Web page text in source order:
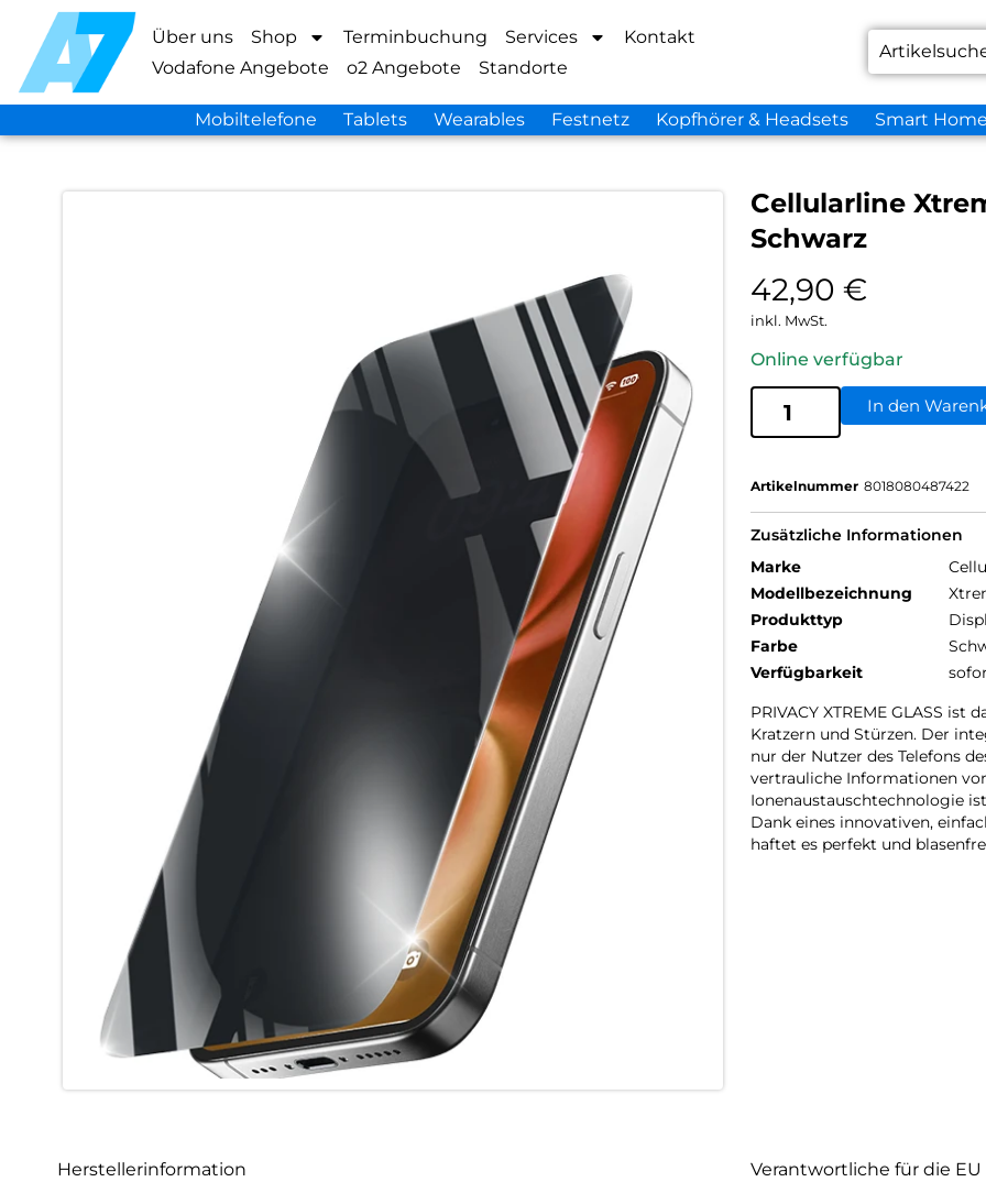
Über uns Shop Terminbuchung Services
Kontakt
Vodafone Angebote
o2 Angebote Standorte
Mobiltelefone Tablets Wearables Festnetz Kopfhörer & Headsets Smart
Cellularline
Schwarz
42,90 €
inkl. MwSt.
Online verfügbar
In den
Artikelnummer 8018080487422
Zusätzliche Informationen
Marke
Modellbezeichnung
Produkttyp
Farbe
Verfügbarkeit
PRIVACY XTREME GLASS
Kratzern und Stürzen. Der
nur der Nutzer des Telefons
vertrauliche Informationen
Ionenaustauschtechnologie
Dank eines innovativen,
haftet es perfekt und
Herstellerinformation
Verantwortliche für die EU